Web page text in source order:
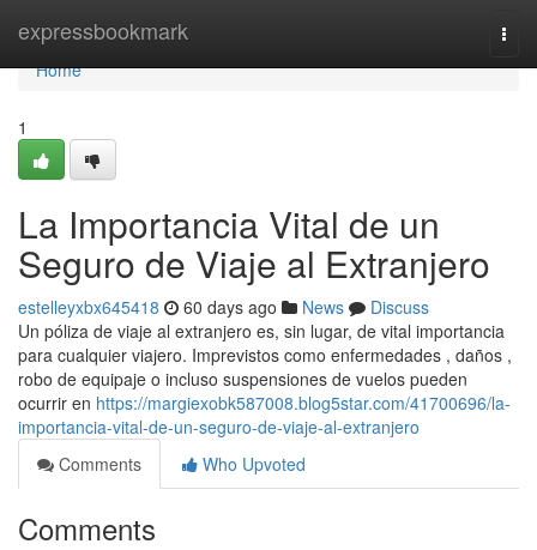
expressbookmark
Home
Home
1
La Importancia Vital de un
Seguro de Viaje al Extranjero
estelleyxbx645418 60 days ago News
Discuss
Un póliza de viaje al extranjero es, sin lugar, de vital importancia
para cualquier viajero. Imprevistos como enfermedades , daños ,
robo de equipaje o incluso suspensiones de vuelos pueden
ocurrir en https://margiexobk587008.blog5star.com/41700696/la-
importancia-vital-de-un-seguro-de-viaje-al-extranjero
Comments
Who Upvoted
Comments